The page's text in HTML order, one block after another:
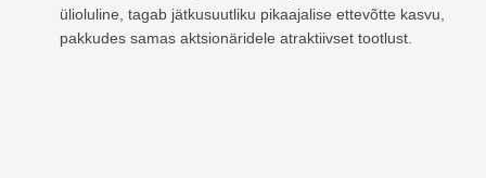
ülioluline, tagab jätkusuutliku pikaajalise ettevõtte kasvu,
pakkudes samas aktsionäridele atraktiivset tootlust.